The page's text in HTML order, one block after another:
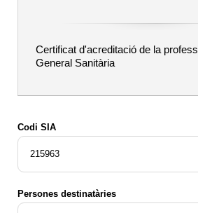
Certificat d'acreditació de la
General Sanitària
Codi SIA
215963
Persones destinatàries